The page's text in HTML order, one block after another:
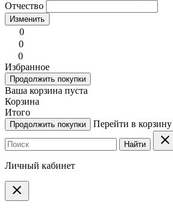
Отчество
Изменить
0
0
0
Избранное
Продолжить покупки
Ваша корзина пуста
Корзина
Итого
Продолжить покупки Перейти в корзину
Найти clear
Личный кабинет
clear